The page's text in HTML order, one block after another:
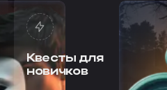
Квесты для
новичков